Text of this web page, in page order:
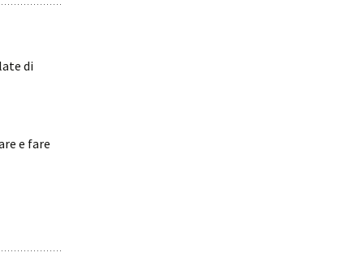
di
e fare